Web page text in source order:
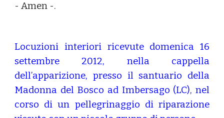
- Amen -.
Locuzioni interiori ricevute domenica 16
settembre 2012, nella cappella
dell’apparizione, presso il santuario della
Madonna del Bosco ad Imbersago (LC), nel
corso di un pellegrinaggio di riparazione